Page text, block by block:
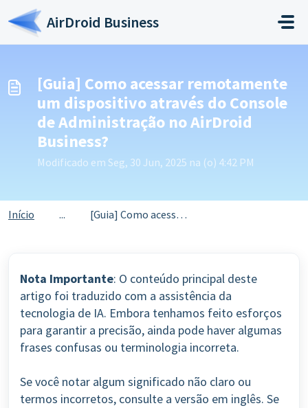
Ir para o conteúdo principal
AirDroid Business
[Guia] Como acessar remotamente
um dispositivo através do Console
de Administração no AirDroid
Business?
Modificado em Seg, 30 Jun, 2025 na (o) 4:42 PM
Início ... [Guia] Como acessar remotamente um dispositivo através do...
Nota Importante: O conteúdo principal deste
artigo foi traduzido com a assistência da
tecnologia de IA. Embora tenhamos feito esforços
para garantir a precisão, ainda pode haver algumas
frases confusas ou terminologia incorreta.
Se você notar algum significado não claro ou
termos incorretos, consulte a versão em inglês. Se